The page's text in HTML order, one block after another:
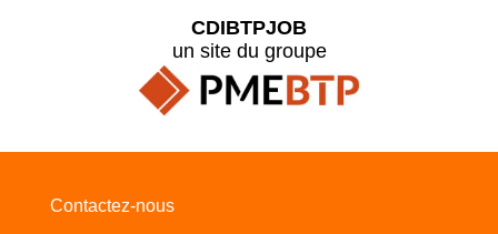
CDIBTPJOB
un site du groupe
Contactez-nous